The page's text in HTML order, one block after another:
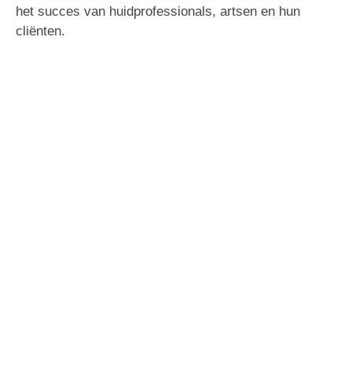
het succes van huidprofessionals, artsen en hun
cliënten.